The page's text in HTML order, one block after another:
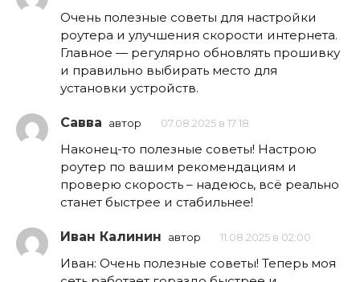
Очень полезные советы для настройки
роутера и улучшения скорости интернета.
Главное — регулярно обновлять прошивку
и правильно выбирать место для
установки устройств.
Савва автор 07.08.2025 в 17:18
Наконец-то полезные советы! Настрою
роутер по вашим рекомендациям и
проверю скорость – надеюсь, всё реально
станет быстрее и стабильнее!
Иван Калинин автор 11.08.2025 в 02:00
Иван: Очень полезные советы! Теперь моя